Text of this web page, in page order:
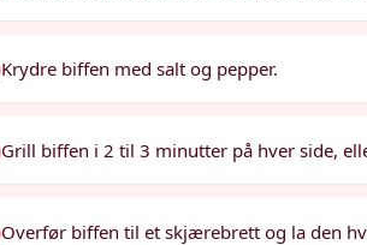
Krydre biffen med salt og pepper.
Grill biffen i 2 til 3 minutter på hver side,
Overfør biffen til et skjærebrett og la den